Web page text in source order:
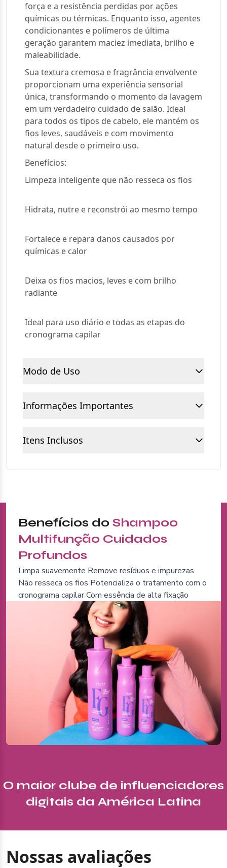
força e a resistência perdidas por ações
químicas ou térmicas. Enquanto isso, agentes
condicionantes e polímeros de última
geração garantem maciez imediata, brilho e
maleabilidade.
Sua textura cremosa e fragrância envolvente
proporcionam uma experiência sensorial
única, transformando o momento da lavagem
em um verdadeiro cuidado de salão. Ideal
para todos os tipos de cabelo, ele mantém os
fios leves, saudáveis e com movimento
natural desde o primeiro uso.
Benefícios:
Limpeza inteligente que não resseca os fios
Hidrata, nutre e reconstrói ao mesmo tempo
Fortalece e repara danos causados por
químicas e calor
Deixa os fios macios, leves e com brilho
radiante
Ideal para uso diário e todas as etapas do
cronograma capilar
Modo de Uso
Informações Importantes
Itens Inclusos
Benefícios do Shampoo
Multifunção Cuidados
Profundos
Limpa suavemente Remove resíduos e impurezas
Não resseca os fios Potencializa o tratamento com o
cronograma capilar Com essência de alta fixação
O maior clube de influenciadores
digitais da América Latina
Nossas avaliações